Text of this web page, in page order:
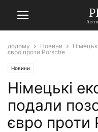
додому Новини
євро проти Porsche
Новини
Німецькі
подали
євро проти